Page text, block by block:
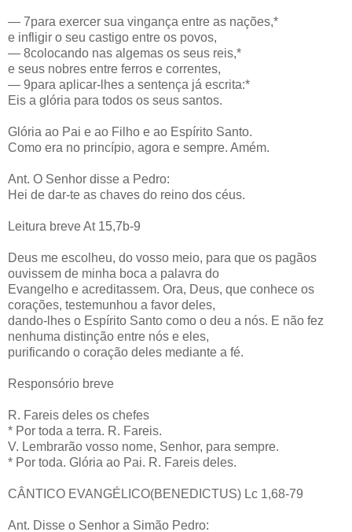
— 7para exercer sua vingança entre as nações,*
e infligir o seu castigo entre os povos,
— 8colocando nas algemas os seus reis,*
e seus nobres entre ferros e correntes,
— 9para aplicar-lhes a sentença já escrita:*
Eis a glória para todos os seus santos.
Glória ao Pai e ao Filho e ao Espírito Santo.
Como era no princípio, agora e sempre. Amém.
Ant. O Senhor disse a Pedro:
Hei de dar-te as chaves do reino dos céus.
Leitura breve At 15,7b-9
Deus me escolheu, do vosso meio, para que os pagãos
ouvissem de minha boca a palavra do
Evangelho e acreditassem. Ora, Deus, que conhece os
corações, testemunhou a favor deles,
dando-lhes o Espírito Santo como o deu a nós. E não fez
nenhuma distinção entre nós e eles,
purificando o coração deles mediante a fé.
Responsório breve
R. Fareis deles os chefes
* Por toda a terra. R. Fareis.
V. Lembrarão vosso nome, Senhor, para sempre.
* Por toda. Glória ao Pai. R. Fareis deles.
CÂNTICO EVANGÉLICO(BENEDICTUS) Lc 1,68-79
Ant. Disse o Senhor a Simão Pedro: